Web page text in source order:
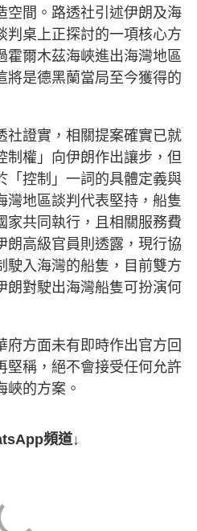
空間。路透社引述伊朗及海
判桌上正探討的一項核心方
霍爾木茲海峽進出海灣地區
將是德黑蘭當局至今獲得的
社證實，相關提案確實已就
制權」向伊朗作出讓步，但
「控制」一詞的具體定義與
灣地區談判代表堅持，船隻
家共同執行，且相關服務費
朗高級官員則透露，現行協
駛入海灣的船隻，目前雙方
朗對駛出海灣船隻可扮演何
府方面未有即時作出官方回
堅稱，絕不會接受任何允許
峽的方案。
頻道↓